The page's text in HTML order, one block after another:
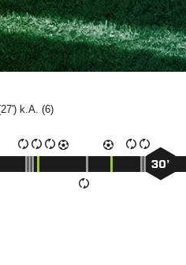
k.A. (6)
30’